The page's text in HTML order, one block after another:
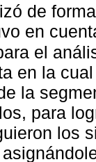
de
en
el
en la
la
para
los